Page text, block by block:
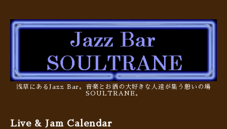
浅草にあるJazz Bar。音楽とお酒の大好きな人達が集う憩いの場
SOULTRANE。
Live & Jam Calendar